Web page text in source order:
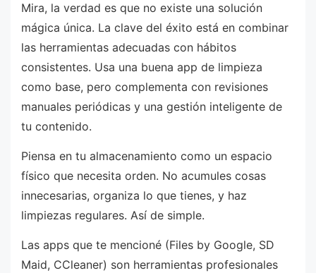
Mira, la verdad es que no existe una solución
mágica única. La clave del éxito está en combinar
las herramientas adecuadas con hábitos
consistentes. Usa una buena app de limpieza
como base, pero complementa con revisiones
manuales periódicas y una gestión inteligente de
tu contenido.
Piensa en tu almacenamiento como un espacio
físico que necesita orden. No acumules cosas
innecesarias, organiza lo que tienes, y haz
limpiezas regulares. Así de simple.
Las apps que te mencioné (Files by Google, SD
Maid, CCleaner) son herramientas profesionales